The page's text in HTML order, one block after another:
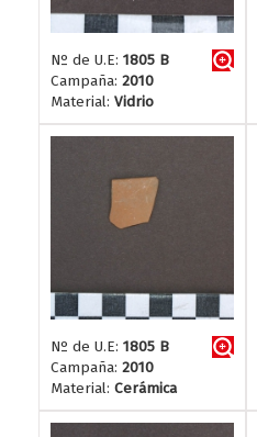
Nº de U.E: 1805 B
Campaña: 2010
Material: Vidrio
Nº de U.E: 1805 B
Campaña: 2010
Material: Cerámica